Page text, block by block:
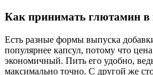
Как принимать глютамин в
Есть разные формы выпуска
популярнее капсул, потому что
экономичный. Пить его удобно,
максимально точно. С другой же